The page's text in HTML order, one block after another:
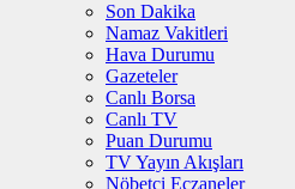
Son Dakika
Namaz Vakitleri
Hava Durumu
Gazeteler
Canlı Borsa
Canlı TV
Puan Durumu
TV Yayın Akışları
Nöbetçi Eczaneler